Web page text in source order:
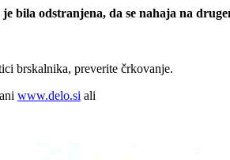
bila odstranjena, da se nahaja na
brskalnika, preverite črkovanje.
www.delo.si ali